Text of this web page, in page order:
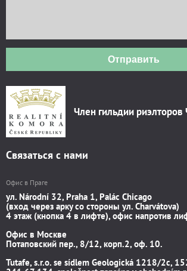
Отправить
Член гильдии риэлторов
Связаться с нами
Офис в Праге
ул. Národní 32, Praha 1, Palác Chicago
(вход через арку со стороны ул. Charvátova)
4 этаж (кнопка 4 в лифте), офис напротив
Офис в Москве
Потаповский пер., 8/12, корп.2, оф. 10.
Tutafe, s.r.o. se sídlem Geologická 1218/2c,